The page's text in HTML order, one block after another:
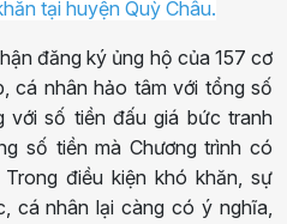
tại huyện Quỳ Châu.
đăng ký ủng hộ của 157 cơ
cá nhân hảo tâm với tổng số
với số tiền đấu giá bức tranh
số tiền mà Chương trình có
điều kiện khó khăn, sự
cá nhân lại càng có ý nghĩa,